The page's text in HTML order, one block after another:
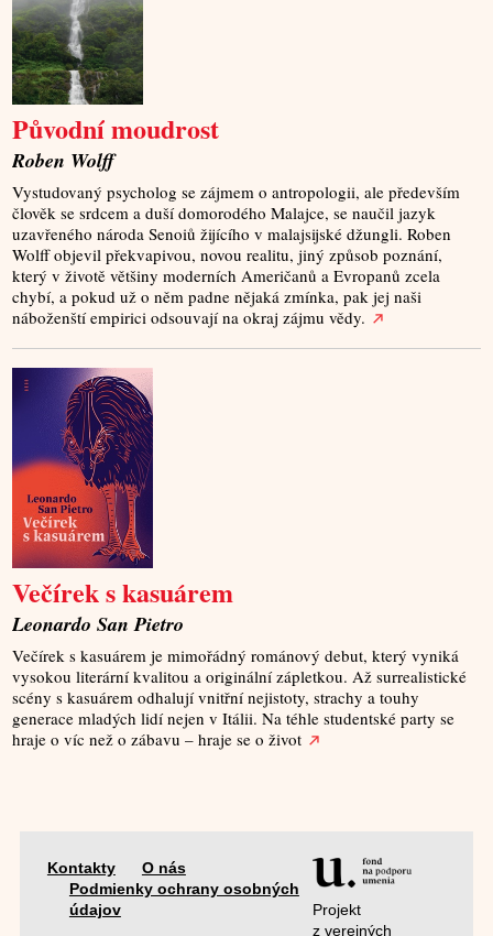
Původní moudrost
Roben Wolff
Vystudovaný psycholog se zájmem o antropologii, ale především
člověk se srdcem a duší domorodého Malajce, se naučil jazyk
uzavřeného národa Senoiů žijícího v malajsijské džungli. Roben
Wolff objevil překvapivou, novou realitu, jiný způsob poznání,
který v životě většiny moderních Američanů a Evropanů zcela
chybí, a pokud už o něm padne nějaká zmínka, pak jej naši
náboženští empirici odsouvají na okraj zájmu vědy.
Večírek s kasuárem
Leonardo San Pietro
Večírek s kasuárem je mimořádný románový debut, který vyniká
vysokou literární kvalitou a originální zápletkou. Až surrealistické
scény s kasuárem odhalují vnitřní nejistoty, strachy a touhy
generace mladých lidí nejen v Itálii. Na téhle studentské party se
hraje o víc než o zábavu – hraje se o život
Kontakty
O nás
Podmienky ochrany osobných
údajov
Projekt
z verejných